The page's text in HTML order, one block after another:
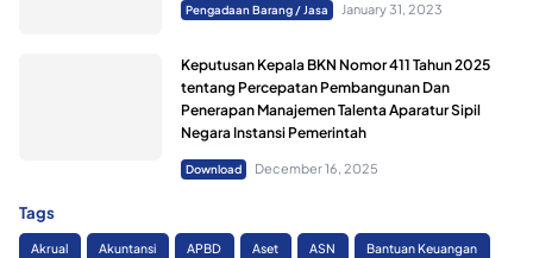
Pengadaan Barang / Jasa January 31, 2023
Keputusan Kepala BKN Nomor 411 Tahun 2025
tentang Percepatan Pembangunan Dan
Penerapan Manajemen Talenta Aparatur Sipil
Negara Instansi Pemerintah
Download December 16, 2025
Tags
Akrual Akuntansi APBD Aset ASN Bantuan Keuangan